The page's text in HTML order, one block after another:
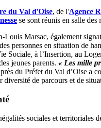
du Val d'Oise, de l'Agence
se sont réunis en salle
Louis Marsac, également
personnes en situation de
à l’Insertion, au
jeunes parents. « Les mille
du Préfet du Val d’Oise
diversité de parcours et de
sociales et territoriales